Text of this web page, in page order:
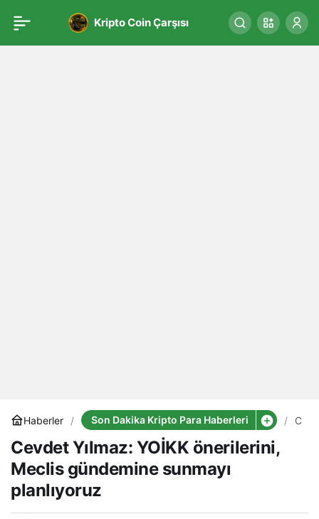
Kripto Coin Çarşısı
Haberler Son Dakika Kripto Para Haberleri
Cevdet Yılmaz: YOİKK önerilerini,
Meclis gündemine sunmayı
planlıyoruz